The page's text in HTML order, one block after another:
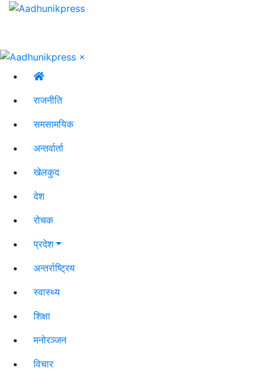
×
राजनीति
समसामयिक
अन्तर्वार्ता
खेलकुद
देश
रोचक
प्रदेश
अन्तर्राष्ट्रिय
स्वास्थ्य
शिक्षा
मनोरञ्जन
विचार